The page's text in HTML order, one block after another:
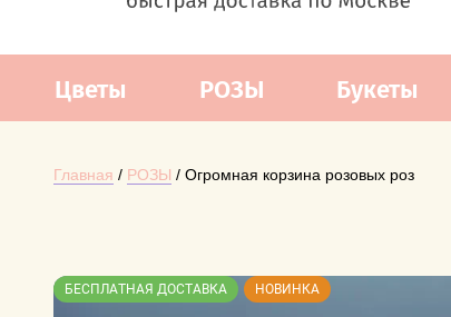
Цветы РОЗЫ Букеты
Главная / РОЗЫ / Огромная корзина розовых роз
БЕСПЛАТНАЯ ДОСТАВКА НОВИНКА